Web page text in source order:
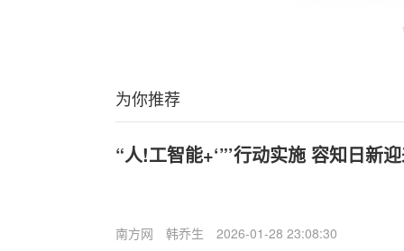
为你推荐
“人!工智能+‘”’行动实施 容知日新
南方网 韩乔生 2026-01-28 23:08:30